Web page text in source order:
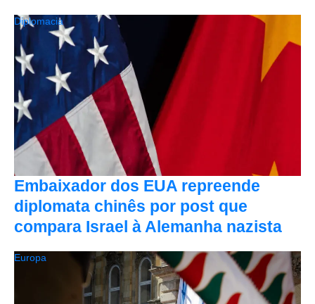
Embaixador dos EUA repreende
diplomata chinês por post que
compara Israel à Alemanha nazista
Diplomacia
Europa